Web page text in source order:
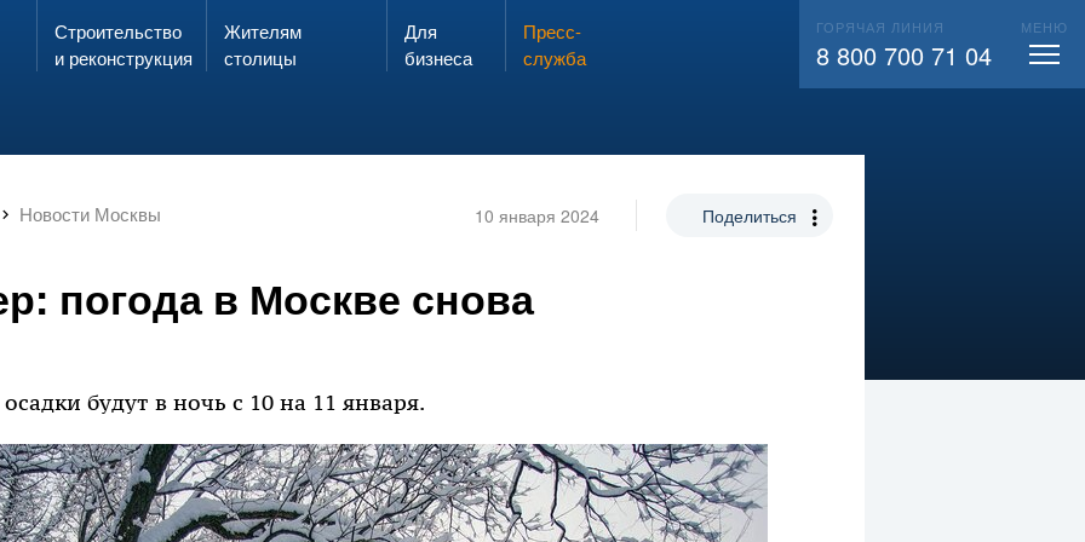
Запах газа?
ЗВОНИ 104 ВЫЗВАТЬ СЛЕСАРЯ
Строительство
и реконструкция
Жителям
столицы
Для
бизнеса
Пресс-
служба
ГОРЯЧАЯ ЛИНИЯ
8 800 700 71 04
МЕНЮ
Новости Москвы 10 января 2024 Поделиться
погода в Москве снова
будут в ночь с 10 на 11 января.